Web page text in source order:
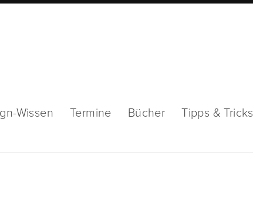
Wissen Termine Bücher Tipps & Tricks